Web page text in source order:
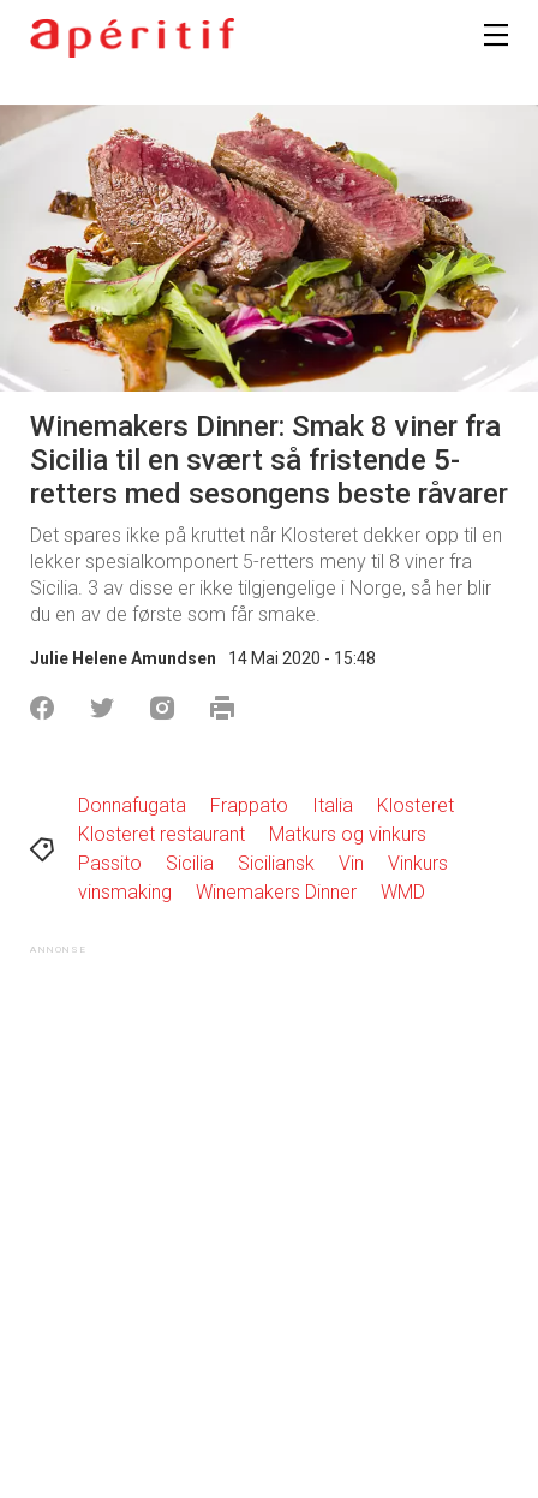
Winemakers Dinner: Smak 8 viner fra
Sicilia til en svært så fristende 5-
retters med sesongens beste råvarer
Det spares ikke på kruttet når Klosteret dekker opp til en
lekker spesialkomponert 5-retters meny til 8 viner fra
Sicilia. 3 av disse er ikke tilgjengelige i Norge, så her blir
du en av de første som får smake.
Julie Helene Amundsen 14 Mai 2020 - 15:48
Donnafugata Frappato Italia
Klosteret
Klosteret restaurant
Matkurs og vinkurs
Passito
Sicilia Siciliansk Vin
Vinkurs
vinsmaking
Winemakers Dinner WMD